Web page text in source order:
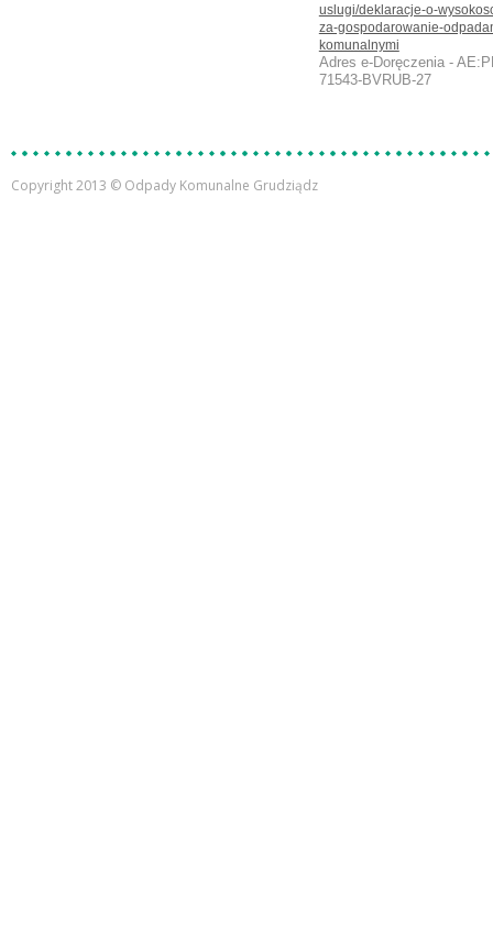
uslugi/deklaracje-o-
za-gospodarowanie-
komunalnymi
Adres e-Doręczenia -
71543-BVRUB-27
Copyright 2013 © Odpady Komunalne Grudziądz